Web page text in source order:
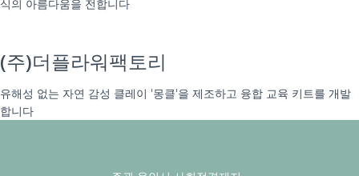
식의 아름다움을 전합니다
(주)더플라워팩토리
유해성 없는 자연 감성 클레이 '몽클'을 제조하고 융합 교육 키트를 개발
합니다